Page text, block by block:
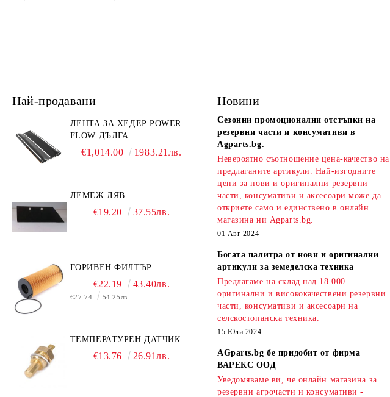
Най-продавани
ЛЕНТА ЗА ХЕДЕР POWER
FLOW ДЪЛГА
€1,014.00 1983.21лв.
ЛЕМЕЖ ЛЯВ
€19.20 37.55лв.
ГОРИВЕН ФИЛТЪР
€22.19 43.40лв.
€27.74 54.25лв.
ТЕМПЕРАТУРЕН ДАТЧИК
€13.76 26.91лв.
Новини
Сезонни промоционални отстъпки на
резервни части и консумативи в
Agparts.bg.
Невероятно съотношение цена-качество на
предлаганите артикули. Най-изгодните
цени за нови и оригинални резервни
части, консумативи и аксесоари може да
откриете само и единствено в онлайн
магазина ни Agparts.bg.
01 Авг 2024
Богата палитра от нови и оригинални
артикули за земеделска техника
Предлагаме на склад над 18 000
оригинални и висококачествени резервни
части, консумативи и аксесоари на
селскостопанска техника.
15 Юли 2024
AGparts.bg бе придобит от фирма
ВАРЕКС ООД
Уведомяваме ви, че онлайн магазина за
резервни агрочасти и консумативи -